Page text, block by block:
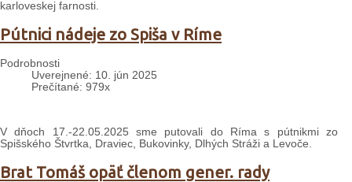
karloveskej farnosti.
Pútnici nádeje zo Spiša v Ríme
Podrobnosti
Uverejnené: 10. jún 2025
Prečítané: 979x
V dňoch 17.-22.05.2025 sme putovali do Ríma s pútnikmi zo
Spišského Štvrtka, Draviec, Bukovinky, Dlhých Stráži a Levoče.
Brat Tomáš opäť členom gener. rady